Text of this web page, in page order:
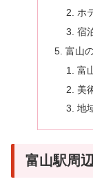
ホ
宿
富山
富
美
地
富山駅周